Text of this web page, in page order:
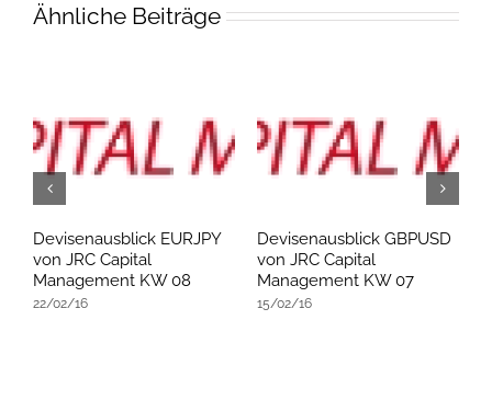
Ähnliche Beiträge
Devisenausblick EURJPY
von JRC Capital
Management KW 08
22/02/16
Devisenausblick GBPUSD
von JRC Capital
Management KW 07
15/02/16